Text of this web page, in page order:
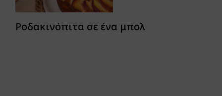
Ροδακινόπιτα σε ένα μπολ